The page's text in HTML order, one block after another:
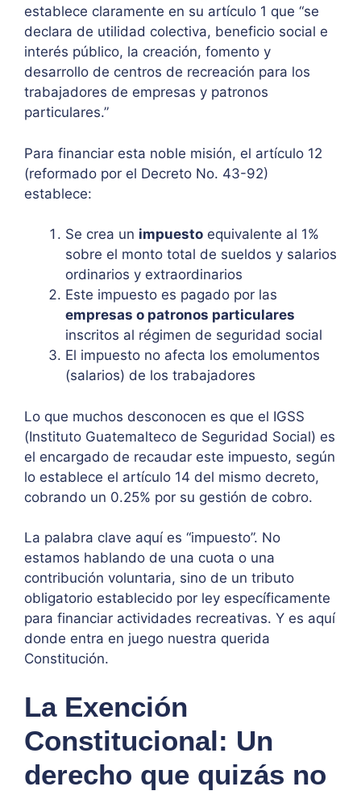
establece claramente en su artículo 1 que “se
declara de utilidad colectiva, beneficio social e
interés público, la creación, fomento y
desarrollo de centros de recreación para los
trabajadores de empresas y patronos
particulares.”
Para financiar esta noble misión, el artículo 12
(reformado por el Decreto No. 43-92)
establece:
Se crea un impuesto equivalente al 1%
sobre el monto total de sueldos y salarios
ordinarios y extraordinarios
Este impuesto es pagado por las
empresas o patronos particulares
inscritos al régimen de seguridad social
El impuesto no afecta los emolumentos
(salarios) de los trabajadores
Lo que muchos desconocen es que el IGSS
(Instituto Guatemalteco de Seguridad Social) es
el encargado de recaudar este impuesto, según
lo establece el artículo 14 del mismo decreto,
cobrando un 0.25% por su gestión de cobro.
La palabra clave aquí es “impuesto”. No
estamos hablando de una cuota o una
contribución voluntaria, sino de un tributo
obligatorio establecido por ley específicamente
para financiar actividades recreativas. Y es aquí
donde entra en juego nuestra querida
Constitución.
La Exención
Constitucional: Un
derecho que quizás no